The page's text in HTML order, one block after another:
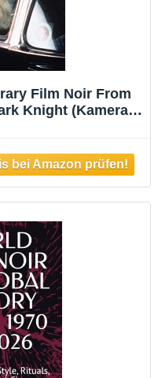
Film Noir From
Knight (Kamera